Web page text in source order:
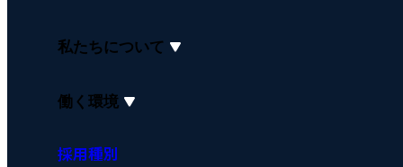
私たちについて
働く環境
採用種別